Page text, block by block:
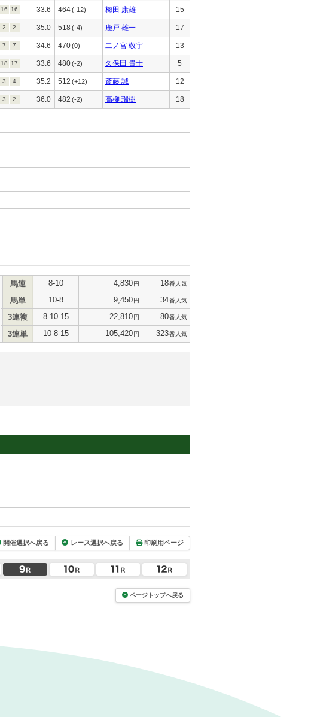
16 16 33.6 464(-12) 梅田 康雄 15
2 2 35.0 518 (-4) 鹿戸 雄一 17
7 7 34.6 470(0) 二ノ宮 敬宇 13
18 17 33.6 480(-2) 久保田 貴士 5
3 4 35.2 512 (+12) 斎藤 誠 12
3 2 36.0 482 (-2) 高柳 瑞樹 18
馬連 8-10 4,830円 18番人気
馬単 10-8 9,450円 34番人気
3連複 8-10-15 22,810円 80番人気
3連単 10-8-15 105,420円 323番人気
開催選択へ戻る レース選択へ戻る 印刷用ページ
ページトップへ戻る